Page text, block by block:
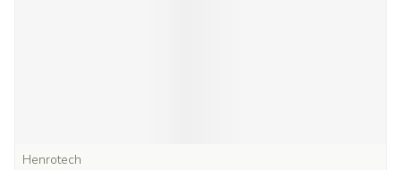
Henrotech